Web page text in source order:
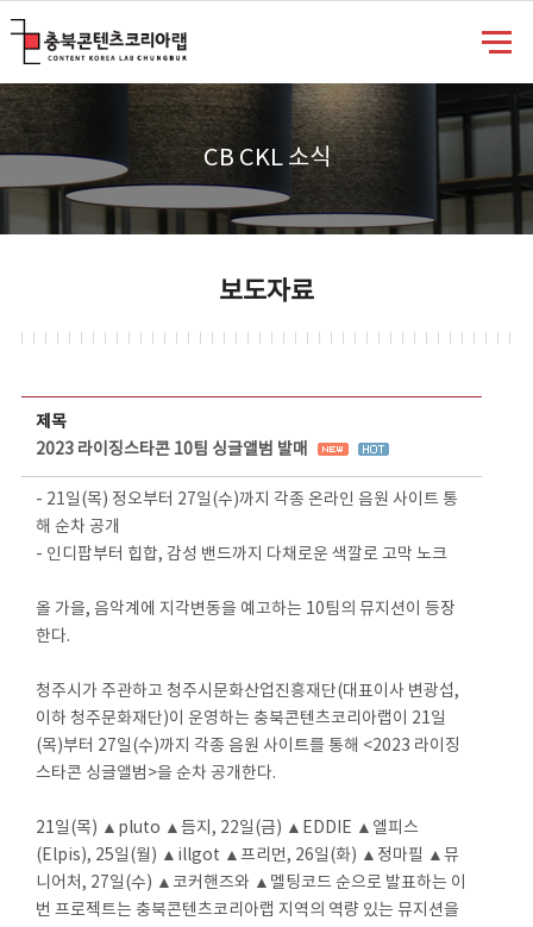
CB CKL 소식
보도자료
제목
2023 라이징스타콘 10팀 싱글앨범 발매
- 21일(목) 정오부터 27일(수)까지 각종 온라인 음원 사이트 통
해 순차 공개
- 인디팝부터 힙합, 감성 밴드까지 다채로운 색깔로 고막 노크
올 가을, 음악계에 지각변동을 예고하는 10팀의 뮤지션이 등장
한다.
청주시가 주관하고 청주시문화산업진흥재단(대표이사 변광섭,
이하 청주문화재단)이 운영하는 충북콘텐츠코리아랩이 21일
(목)부터 27일(수)까지 각종 음원 사이트를 통해 <2023 라이징
스타콘 싱글앨범>을 순차 공개한다.
21일(목) ▲pluto ▲듬지, 22일(금) ▲EDDIE ▲엘피스
(Elpis), 25일(월) ▲illgot ▲프리먼, 26일(화) ▲정마필 ▲뮤
니어처, 27일(수) ▲코커핸즈와 ▲멜팅코드 순으로 발표하는 이
번 프로젝트는 충북콘텐츠코리아랩 지역의 역량 있는 뮤지션을